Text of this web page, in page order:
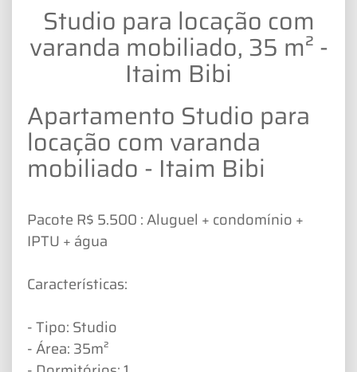
Studio para locação com
varanda mobiliado, 35 m² -
Itaim Bibi
Apartamento Studio para
locação com varanda
mobiliado - Itaim Bibi
Pacote R$ 5.500 : Aluguel + condomínio +
IPTU + água
Características:
- Tipo: Studio
- Área: 35m²